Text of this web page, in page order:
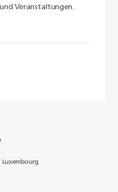
Veranstaltungen.
Luxembourg